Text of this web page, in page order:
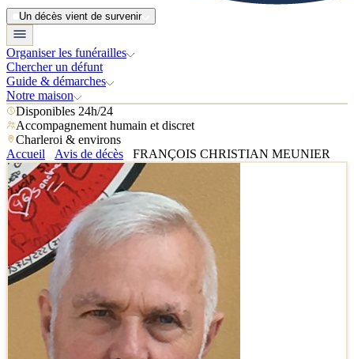
Un décès vient de survenir
Organiser les funérailles
Chercher un défunt
Guide & démarches
Notre maison
Disponibles 24h/24
Accompagnement humain et discret
Charleroi & environs
Accueil
Avis de décès FRANÇOIS CHRISTIAN MEUNIER